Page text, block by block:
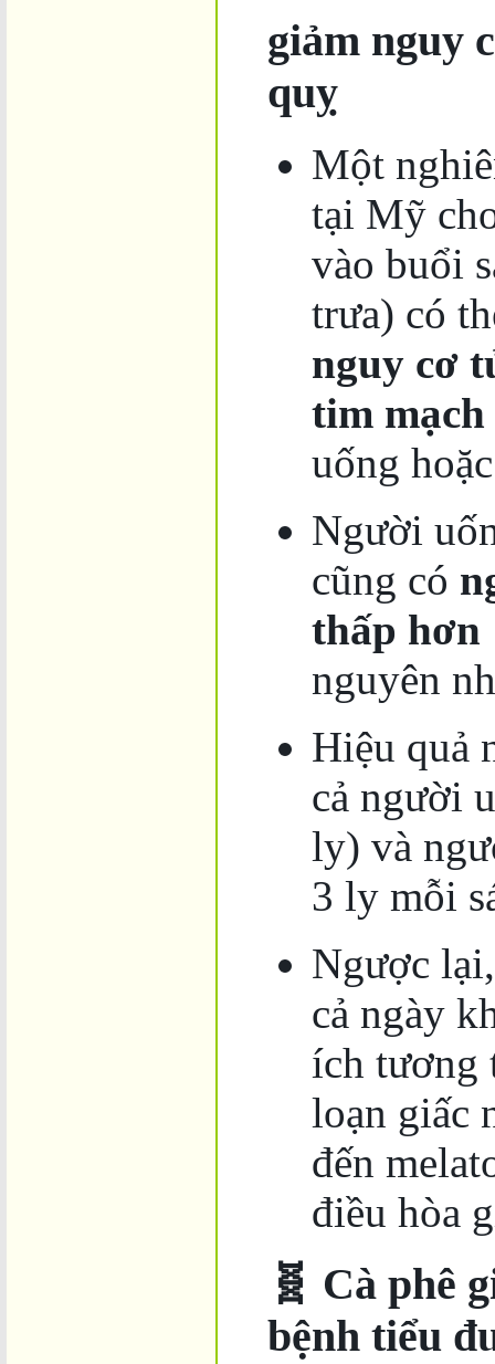
giảm nguy
quỵ
Một
tại Mỹ
vào buổi
trưa) có
nguy cơ
tim mạch
uống
Người
cũng có
thấp hơn
nguyên
Hiệu quả
cả người
ly) và
3 ly mỗi
Ngược
cả ngày
ích tương
loạn giấc
đến
điều hòa
🧬 Cà phê
bệnh tiểu